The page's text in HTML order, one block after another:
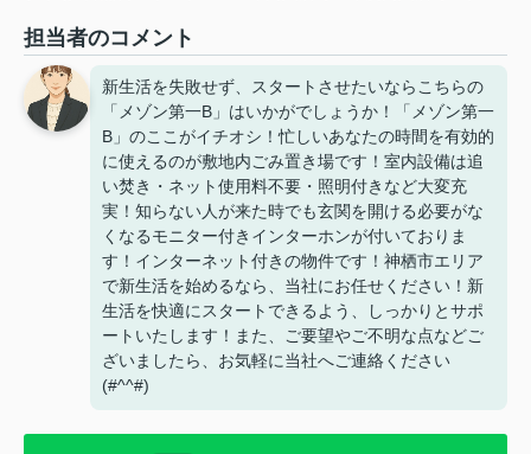
担当者のコメント
新生活を失敗せず、スタートさせたいならこちらの
「メゾン第一B」はいかがでしょうか！「メゾン第一
B」のここがイチオシ！忙しいあなたの時間を有効的
に使えるのが敷地内ごみ置き場です！室内設備は追
い焚き・ネット使用料不要・照明付きなど大変充
実！知らない人が来た時でも玄関を開ける必要がな
くなるモニター付きインターホンが付いておりま
す！インターネット付きの物件です！神栖市エリア
で新生活を始めるなら、当社にお任せください！新
生活を快適にスタートできるよう、しっかりとサポ
ートいたします！また、ご要望やご不明な点などご
ざいましたら、お気軽に当社へご連絡ください
(#^^#)